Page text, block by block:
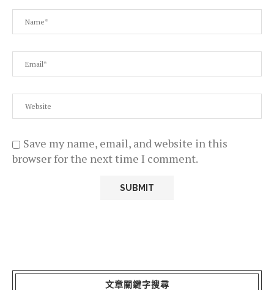
Save my name, email, and website in this
browser for the next time I comment.
文章關鍵字搜尋